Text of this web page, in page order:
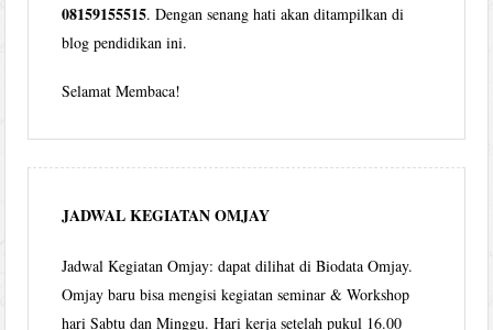
08159155515. Dengan senang hati akan ditampilkan di
blog pendidikan ini.
Selamat Membaca!
JADWAL KEGIATAN OMJAY
Jadwal Kegiatan Omjay: dapat dilihat di Biodata Omjay.
Omjay baru bisa mengisi kegiatan seminar & Workshop
hari Sabtu dan Minggu. Hari kerja setelah pukul 16.00